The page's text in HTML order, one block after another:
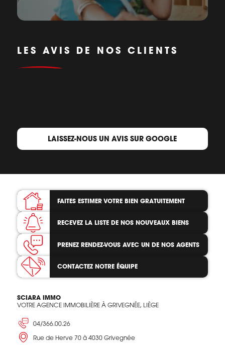
LES AVIS DE NOS CLIENTS
LAISSEZ-NOUS UN AVIS SUR GOOGLE
FAITES ESTIMER VOTRE BIEN GRATUITEMENT
RECEVEZ LA LISTE DE NOS NOUVEAUX BIENS
PRENEZ RENDEZ-VOUS AVEC UN DE NOS AGENTS
CONTACTEZ NOTRE ÉQUIPE
SCIARA IMMO
VOTRE AGENCE IMMOBILIÈRE À GRIVEGNÉE, LIÈGE
04/366.00.26
Rue de Herve 70 à 4030 Grivegnée